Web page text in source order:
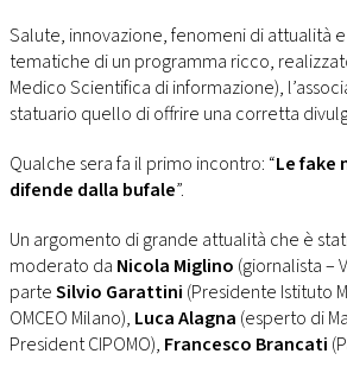
Salute, innovazione, fenomeni di attualità
tematiche di un programma ricco,
Medico Scientifica di informazione),
statuario quello di offrire una corretta
Qualche sera fa il primo incontro: “Le fake
difende dalla bufale”.
Un argomento di grande attualità che è
moderato da Nicola Miglino (giornalista –
parteSilvio Garattini (Presidente Istituto
OMCEO Milano), Luca Alagna (esperto di
President CIPOMO), Francesco Brancati